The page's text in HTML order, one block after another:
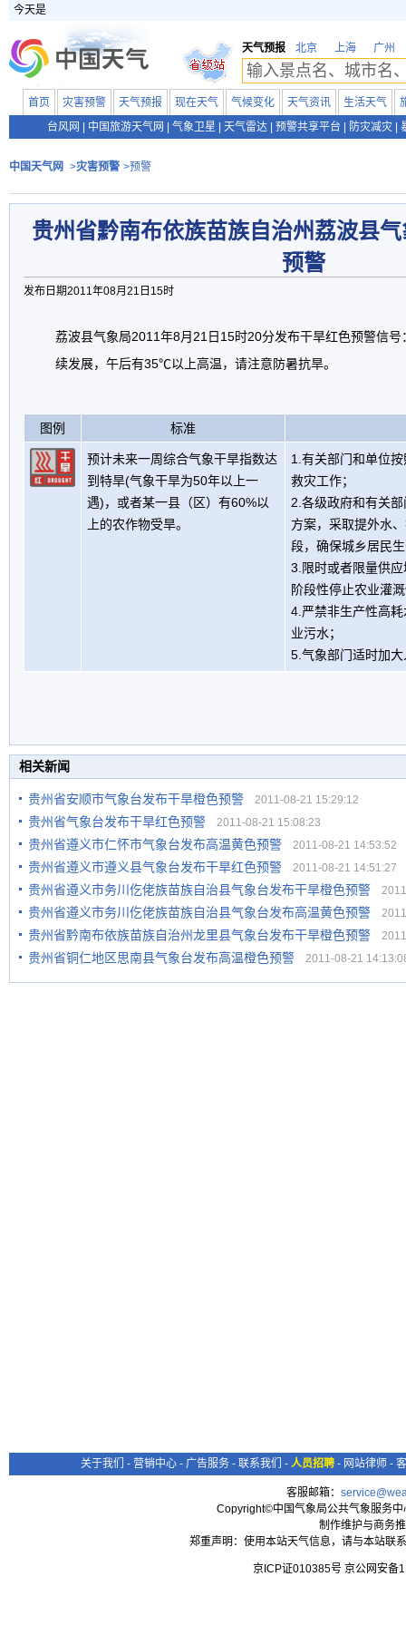
今天是
天气预报 北京 上海 广州
首页 灾害预警 天气预报 现在天气 气候变化 天气资讯 生活天气
台风网
中国旅游天气网 气象卫星 天气雷达 预警共享平台 防灾减灾
中国天气网 >灾害预警 >预警
贵州省黔南布依族苗族自治州荔波县
预警
发布日期2011年08月21日15时
荔波县气象局2011年8月21日15时20分发布干旱红色预警信
续发展，午后有35℃以上高温，请注意防暑抗旱。
图例 标准
预计未来一周综合气象干旱指数达
到特旱(气象干旱为50年以上一
遇)，或者某一县（区）有60%以
上的农作物受旱。
1.有关部门和单位
救灾工作；
2.各级政府和有关
方案，采取提外水
段，确保城乡居民
3.限时或者限量供
阶段性停止农业灌
4.严禁非生产性高
业污水；
5.气象部门适时加
相关新闻
贵州省安顺市气象台发布干旱橙色预警 2011-08-21 15:29:12
贵州省气象台发布干旱红色预警 2011-08-21 15:08:23
贵州省遵义市仁怀市气象台发布高温黄色预警 2011-08-21 14:53:52
贵州省遵义市遵义县气象台发布干旱红色预警 2011-08-21 14:51:27
贵州省遵义市务川仡佬族苗族自治县气象台发布干旱橙色预警
贵州省遵义市务川仡佬族苗族自治县气象台发布高温黄色预警
贵州省黔南布依族苗族自治州龙里县气象台发布干旱橙色预警
贵州省铜仁地区思南县气象台发布高温橙色预警 2011-08-21
关于我们 - 营销中心 - 广告服务 - 联系我们 - 人员招聘 - 网站律师 -
客服邮箱：
Copyright©中国气象局公共气象服务
制作维护与商务
郑重声明：使用本站天气信息，请与本站联
京ICP证010385号 京公网安备